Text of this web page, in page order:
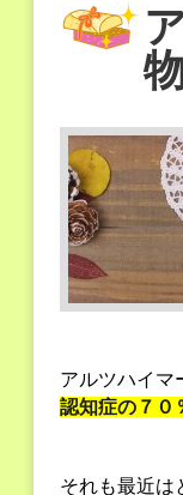
アルツハイマ
認知症の７０
それも最近は